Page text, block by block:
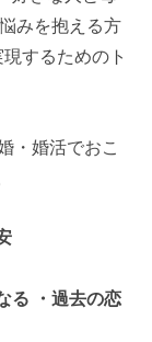
みを抱える方
するためのト
・婚活でおこ
る ・過去の恋